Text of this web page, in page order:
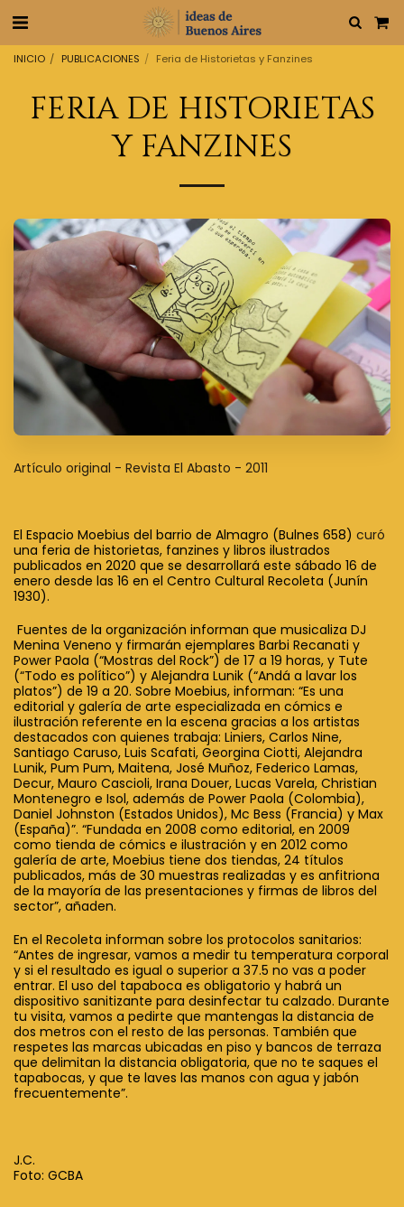
INICIO PUBLICACIONES Feria de Historietas y Fanzines
FERIA DE HISTORIETAS
Y FANZINES
Artículo original - Revista El Abasto - 2011
El Espacio Moebius del barrio de Almagro (Bulnes 658) curó
una feria de historietas, fanzines y libros ilustrados
publicados en 2020 que se desarrollará este sábado 16 de
enero desde las 16 en el Centro Cultural Recoleta (Junín
1930).
Fuentes de la organización informan que musicaliza DJ
Menina Veneno y firmarán ejemplares Barbi Recanati y
Power Paola (“Mostras del Rock”) de 17 a 19 horas, y Tute
(“Todo es político”) y Alejandra Lunik (“Andá a lavar los
platos”) de 19 a 20. Sobre Moebius, informan: “Es una
editorial y galería de arte especializada en cómics e
ilustración referente en la escena gracias a los artistas
destacados con quienes trabaja: Liniers, Carlos Nine,
Santiago Caruso, Luis Scafati, Georgina Ciotti, Alejandra
Lunik, Pum Pum, Maitena, José Muñoz, Federico Lamas,
Decur, Mauro Cascioli, Irana Douer, Lucas Varela, Christian
Montenegro e Isol, además de Power Paola (Colombia),
Daniel Johnston (Estados Unidos), Mc Bess (Francia) y Max
(España)”. “Fundada en 2008 como editorial, en 2009
como tienda de cómics e ilustración y en 2012 como
galería de arte, Moebius tiene dos tiendas, 24 títulos
publicados, más de 30 muestras realizadas y es anfitriona
de la mayoría de las presentaciones y firmas de libros del
sector”, añaden.
En el Recoleta informan sobre los protocolos sanitarios:
“Antes de ingresar, vamos a medir tu temperatura corporal
y si el resultado es igual o superior a 37.5 no vas a poder
entrar. El uso del tapaboca es obligatorio y habrá un
dispositivo sanitizante para desinfectar tu calzado. Durante
tu visita, vamos a pedirte que mantengas la distancia de
dos metros con el resto de las personas. También que
respetes las marcas ubicadas en piso y bancos de terraza
que delimitan la distancia obligatoria, que no te saques el
tapabocas, y que te laves las manos con agua y jabón
frecuentemente”.
J.C.
Foto: GCBA